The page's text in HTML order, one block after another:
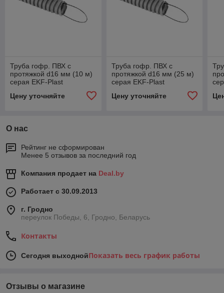
Труба гофр. ПВХ с
протяжкой d16 мм (10 м)
серая EKF-Plast
Цену уточняйте
Труба гофр. ПВХ с
протяжкой d16 мм (25 м)
серая EKF-Plast
Цену уточняйте
О нас
Рейтинг не сформирован
Менее 5 отзывов за последний год
Компания продает на Deal.by
Работает с 30.09.2013
г. Гродно
переулок Победы, 6, Гродно, Беларусь
Контакты
Сегодня выходнойПоказать весь график работы
Отзывы о магазине